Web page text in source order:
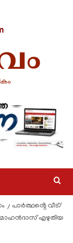
പാർത്ഥൻ്റെ വീട്/
മോഹൻദാസ് എഴുതിയ